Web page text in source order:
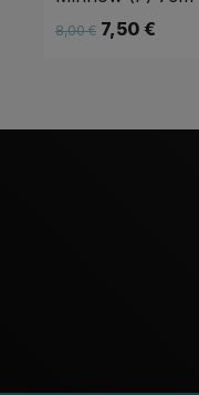
8,00€ 7,50 €